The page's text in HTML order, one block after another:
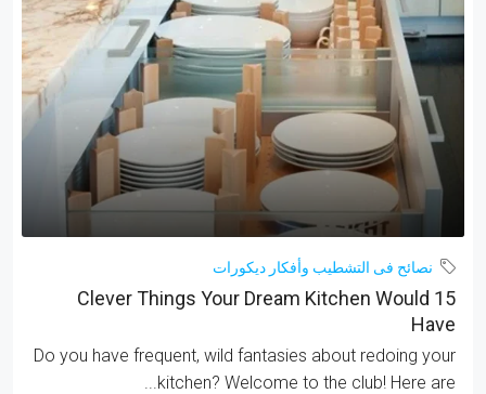
سراير.:3 حمامات:2
300 م
مكتب مكتب
نصائح فى التشطيب وأفكار ديكورات
15 Clever Things Your Dream Kitchen Would
Have
Do you have frequent, wild fantasies about redoing your
kitchen? Welcome to the club! Here are...